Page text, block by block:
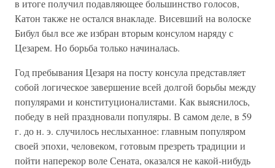
в итоге получил подавляющее большинство голосов,
Катон также не остался внакладе. Висевший на волоске
Бибул был все же избран вторым консулом наряду с
Цезарем. Но борьба только начиналась.
Год пребывания Цезаря на посту консула представляет
собой логическое завершение всей долгой борьбы между
популярами и конституционалистами. Как выяснилось,
победу в ней праздновали популяры. В самом деле, в 59
г. до н. э. случилось неслыханное: главным популяром
своей эпохи, человеком, готовым презреть традиции и
пойти наперекор воле Сената, оказался не какой-нибудь